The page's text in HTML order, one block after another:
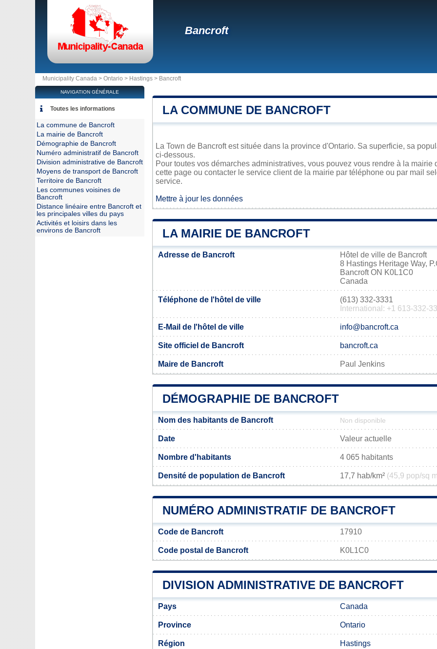
Bancroft
Municipality Canada > Ontario > Hastings > Bancroft
LA COMMUNE DE BANCROFT
La Town de Bancroft est située dans la province d'Ontario. Sa superficie, sa
ci-dessous.
Pour toutes vos démarches administratives, vous pouvez vous rendre à la
cette page ou contacter le service client de la mairie par téléphone ou par mail
service.
Mettre à jour les données
LA MAIRIE DE BANCROFT
Adresse de Bancroft
Hôtel de ville de Bancroft
8 Hastings Heritage Way,
Bancroft ON K0L1C0
Canada
Téléphone de l'hôtel de ville
(613) 332-3331
International: +1 613-332-
E-Mail de l'hôtel de ville info@bancroft.ca
Site officiel de Bancroft bancroft.ca
Maire de Bancroft Paul Jenkins
DÉMOGRAPHIE DE BANCROFT
Nom des habitants de Bancroft Non disponible
Date Valeur actuelle
Nombre d'habitants 4 065 habitants
Densité de population de Bancroft 17,7 hab/km² (45,9 pop/sq
NUMÉRO ADMINISTRATIF DE BANCROFT
Code de Bancroft 17910
Code postal de Bancroft K0L1C0
DIVISION ADMINISTRATIVE DE BANCROFT
Pays Canada
Province Ontario
Région Hastings
NAVIGATION GÉNÉRALE
Toutes les informations
La commune de Bancroft
La mairie de Bancroft
Démographie de Bancroft
Numéro administratif de Bancroft
Division administrative de Bancroft
Moyens de transport de Bancroft
Territoire de Bancroft
Les communes voisines de
Bancroft
Distance linéaire entre Bancroft et
les principales villes du pays
Activités et loisirs dans les
environs de Bancroft